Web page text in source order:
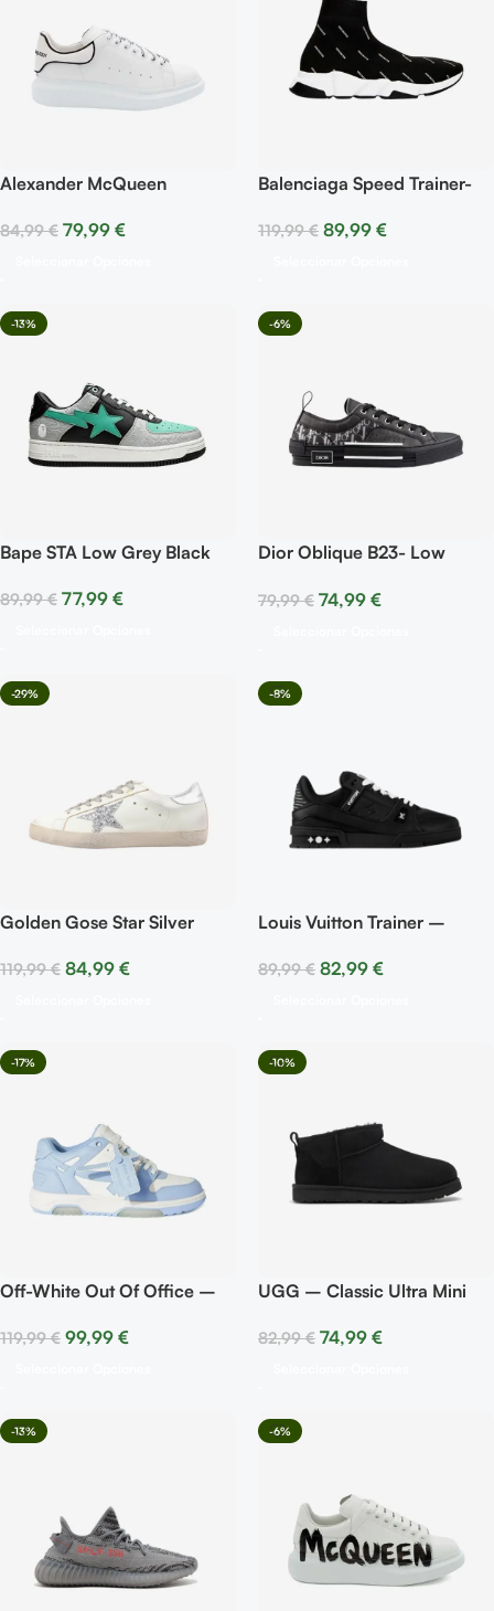
Alexander McQueen
Trim
84,99€ 79,99 €
Balenciaga Speed Trainer-
119,99€ 89,99 €
-13%
Bape STA Low Grey Black
89,99€ 77,99 €
-6%
Dior Oblique B23- Low
79,99€ 74,99 €
-29%
Golden Gose Star Silver
119,99€ 84,99 €
-8%
Louis Vuitton Trainer –
89,99€ 82,99 €
-17%
Off-White Out Of Office –
Blue
119,99€ 99,99 €
-10%
UGG – Classic Ultra Mini
82,99€ 74,99 €
-13% -6%